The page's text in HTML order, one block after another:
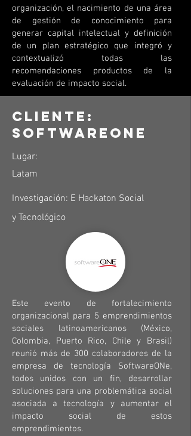
organización, el nacimiento de una área
de gestión de conocimiento para
generar capital intelectual y definición
de un plan estratégico que integró y
contextualizó todas las
recomendaciones productos de la
evaluación de impacto social.
Cliente:
SoftwareOne
Lugar:
Latam
Investigación: E Hackaton Social
y Tecnológico
Este evento de fortalecimiento
organizacional para 5 emprendimientos
sociales latinoamericanos (México,
Colombia, Puerto Rico, Chile y Brasil)
reunió más de 300 colaboradores de la
empresa de tecnología SoftwareONe,
todos unidos con un fin, desarrollar
soluciones para una problemática social
asociada a tecnología y aumentar el
impacto social de estos
emprendimientos.